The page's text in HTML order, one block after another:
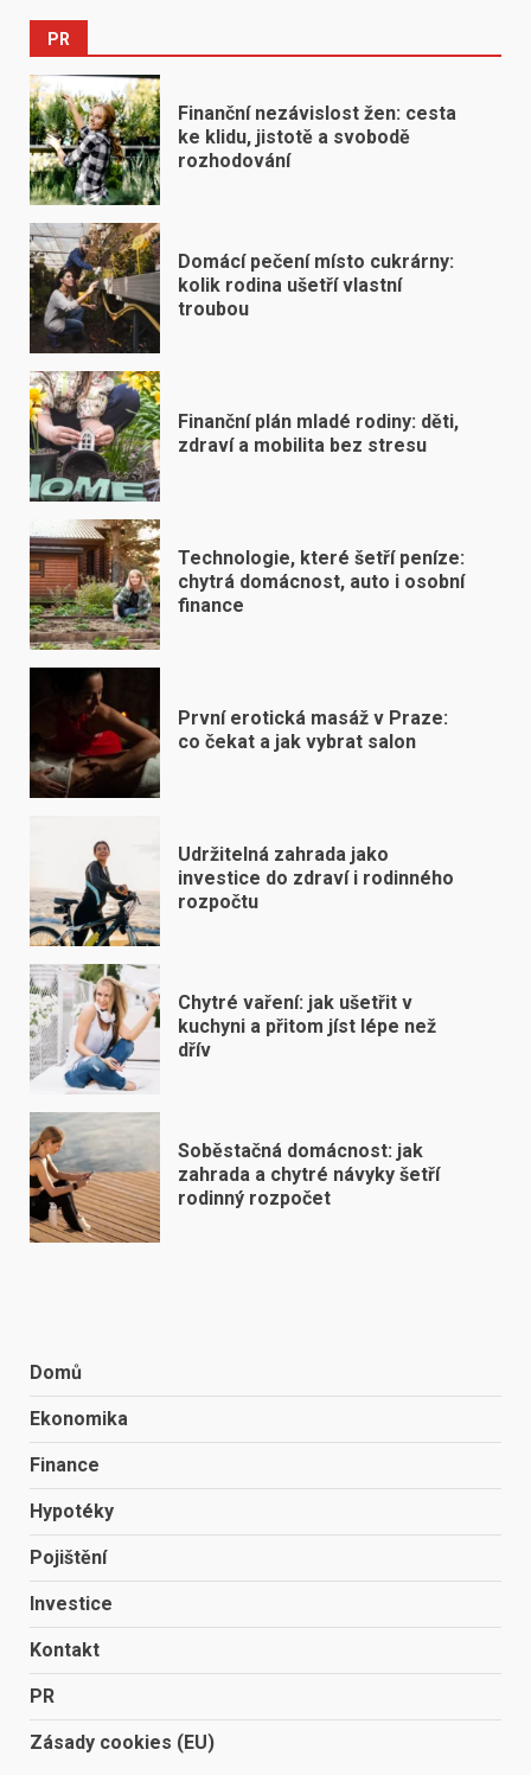
PR
Finanční nezávislost žen: cesta
ke klidu, jistotě a svobodě
rozhodování
Domácí pečení místo cukrárny:
kolik rodina ušetří vlastní
troubou
Finanční plán mladé rodiny: děti,
zdraví a mobilita bez stresu
Technologie, které šetří peníze:
chytrá domácnost, auto i osobní
finance
První erotická masáž v Praze:
co čekat a jak vybrat salon
Udržitelná zahrada jako
investice do zdraví i rodinného
rozpočtu
Chytré vaření: jak ušetřit v
kuchyni a přitom jíst lépe než
dřív
Soběstačná domácnost: jak
zahrada a chytré návyky šetří
rodinný rozpočet
Domů
Ekonomika
Finance
Hypotéky
Pojištění
Investice
Kontakt
PR
Zásady cookies (EU)